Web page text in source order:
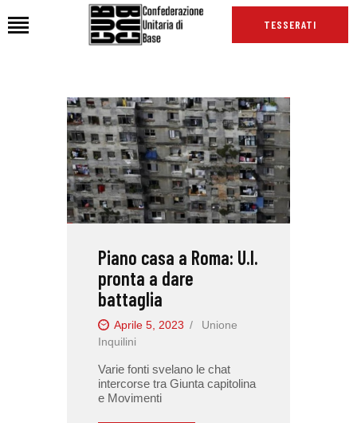
TESSERATI
HOME
CHI SIAMO
SEDI
NEWS
PODCAST CUB
INTERNAZIONALE
RASSEGNA STAMPA
Piano casa a Roma: U.I.
pronta a dare
battaglia
Aprile 5, 2023
Unione
Inquilini
Varie fonti svelano le chat
intercorse tra Giunta capitolina
e Movimenti